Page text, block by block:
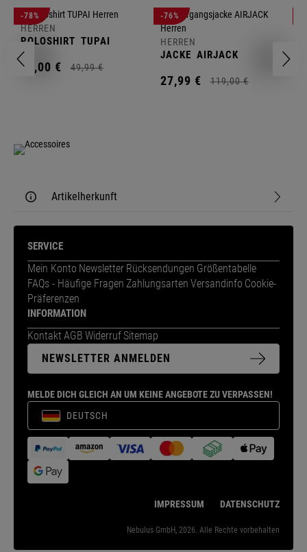
-78%
HERREN
POLOSHIRT TUPAI
11,00 € 49,99 €
-76%
HERREN
JACKE AIRJACK
27,99 € 119,00 €
Artikelherkunft
SERVICE
Mein Konto Newsletter Rücksendungen Größentabelle
FAQs - Häufige Fragen Zahlungsarten Versandinfo Cookie-
Präferenzen
INFORMATION
Kontakt AGB Widerruf Sitemap
NEWSLETTER ANMELDEN
MELDE DICH GLEICH AN UM KEINE ANGEBOTE ZU VERPASSEN!
DEUTSCH
IMPRESSUM DATENSCHUTZ
Nebulus GmbH, 2026. Alle Rechte vorbehalten